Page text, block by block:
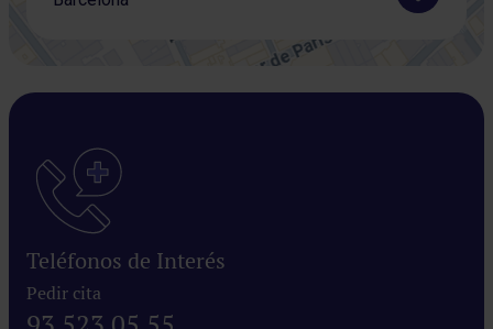
Teléfonos de Interés
Pedir cita